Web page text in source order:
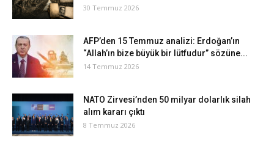
30 Temmuz 2026
AFP’den 15 Temmuz analizi: Erdoğan’ın
“Allah’ın bize büyük bir lütfudur” sözüne...
14 Temmuz 2026
NATO Zirvesi’nden 50 milyar dolarlık silah
alım kararı çıktı
8 Temmuz 2026